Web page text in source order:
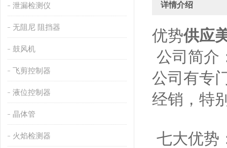
泄漏检测仪
无阻尼 阻挡器
鼓风机
飞剪控制器
液位控制器
晶体管
火焰检测器
详情介绍
优势供应
公司简介
公司有专
经销，特
七大优势